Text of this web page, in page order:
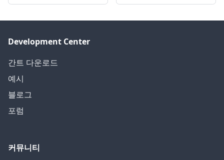
Development Center
간트 다운로드
예시
블로그
포럼
커뮤니티